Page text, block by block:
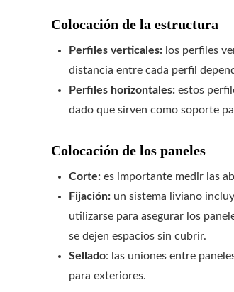
Colocación de la estructura
Perfiles verticales: los perfiles
distancia entre cada perfil
Perfiles horizontales: estos
dado que sirven como soporte
Colocación de los paneles
Corte: es importante medir las
Fijación: un sistema liviano
utilizarse para asegurar los
se dejen espacios sin cubrir.
Sellado: las uniones entre
para exteriores.